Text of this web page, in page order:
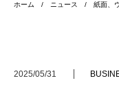
ホーム / ニュース / 紙面、
2025/05/31